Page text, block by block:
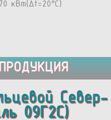
кВт(Δt=20°C)
Север-
09Г2С)